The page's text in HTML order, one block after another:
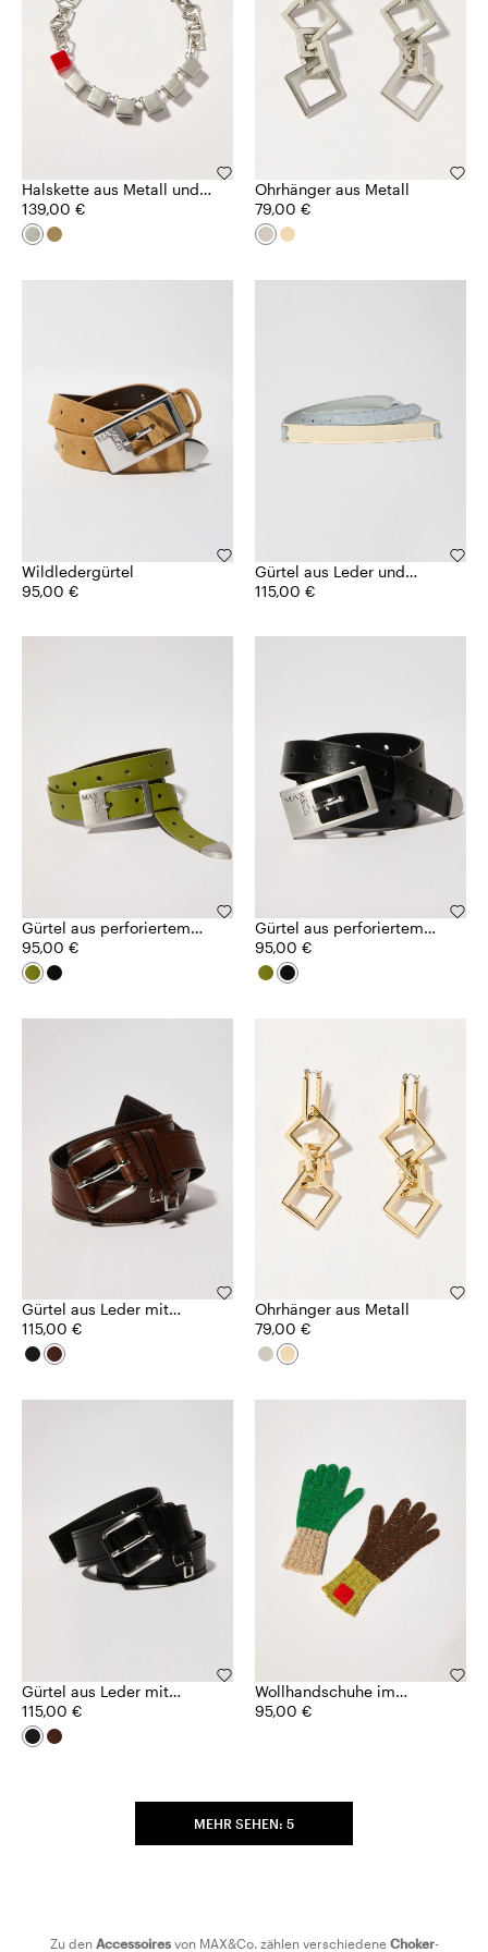
Halskette aus Metall und
Kunstharz
139,00 €
Ohrhänger aus Metall
79,00 €
Wildledergürtel
95,00 €
Gürtel aus Leder und
Metall
115,00 €
Gürtel aus perforiertem
Leder
95,00 €
Gürtel aus perforiertem
Leder
95,00 €
Gürtel aus Leder mit
Anhängern
115,00 €
Ohrhänger aus Metall
79,00 €
Gürtel aus Leder mit
Anhängern
115,00 €
Wollhandschuhe im
Colorblocking-Design
95,00 €
MEHR SEHEN: 5
Zu den Accessoiresvon MAX&Co. zählen verschiedene Choker-